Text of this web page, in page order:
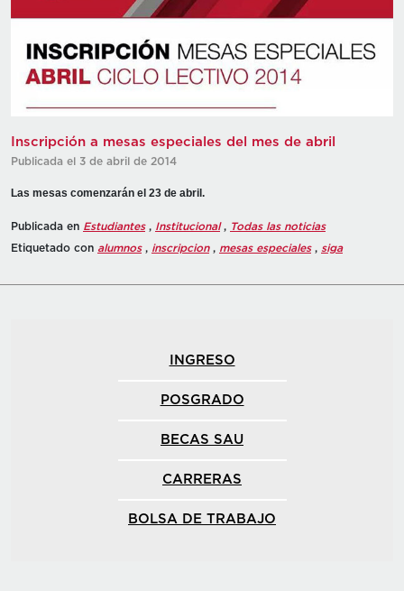
Inscripción a mesas especiales del mes de abril
Publicada el 3 de abril de 2014
Las mesas comenzarán el 23 de abril.
Publicada en Estudiantes, Institucional, Todas las noticias
Etiquetado con alumnos, inscripcion, mesas especiales, siga
INGRESO
POSGRADO
BECAS SAU
CARRERAS
BOLSA DE TRABAJO